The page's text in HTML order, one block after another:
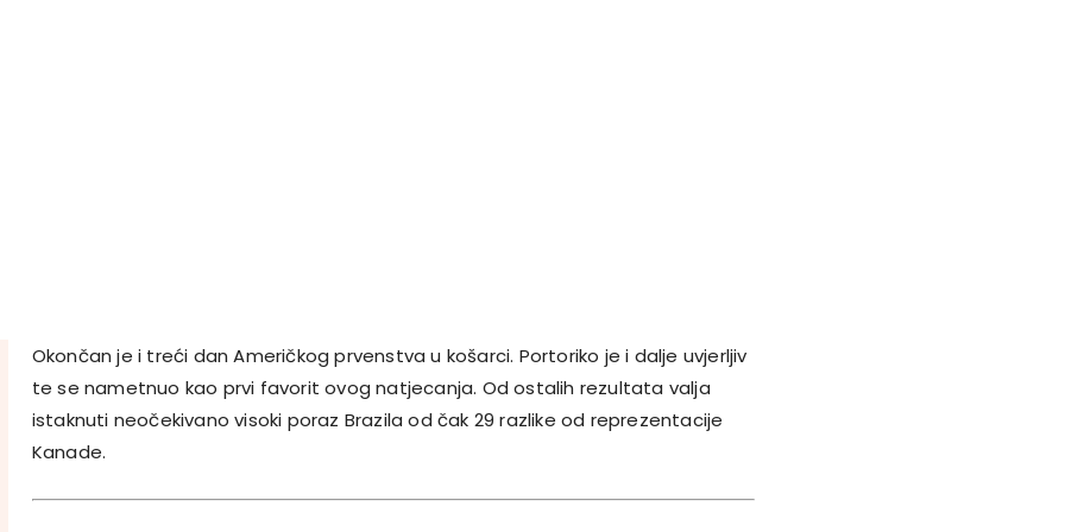
Okončan je i treći dan Američkog prvenstva u košarci. Portoriko je i dalje uvjerljiv
te se nametnuo kao prvi favorit ovog natjecanja. Od ostalih rezultata valja
istaknuti neočekivano visoki poraz Brazila od čak 29 razlike od reprezentacije
Kanade.